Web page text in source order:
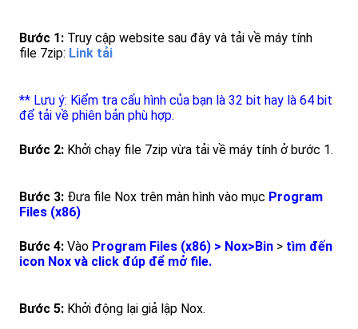
Bước 1: Truy cập website sau đây và tải về máy tính
file 7zip: Link tải
** Lưu ý: Kiểm tra cấu hình của bạn là 32 bit hay là 64 bit
để tải về phiên bản phù hợp.
Bước 2: Khởi chạy file 7zip vừa tải về máy tính ở bước 1.
Bước 3: Đưa file Nox trên màn hình vào mục Program
Files (x86)
Bước 4: Vào Program Files (x86) > Nox>Bin > tìm đến
icon Nox và click đúp để mở file.
Bước 5: Khởi động lại giả lập Nox.